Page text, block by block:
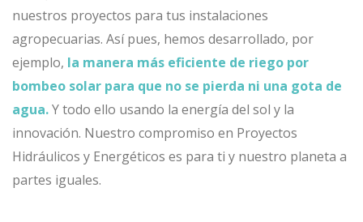
nuestros proyectos para tus instalaciones
agropecuarias. Así pues, hemos desarrollado, por
ejemplo, la manera más eficiente de riego por
bombeo solar para que no se pierda ni una gota de
agua.Y todo ello usando la energía del sol y la
innovación. Nuestro compromiso en Proyectos
Hidráulicos y Energéticos es para ti y nuestro planeta a
partes iguales.